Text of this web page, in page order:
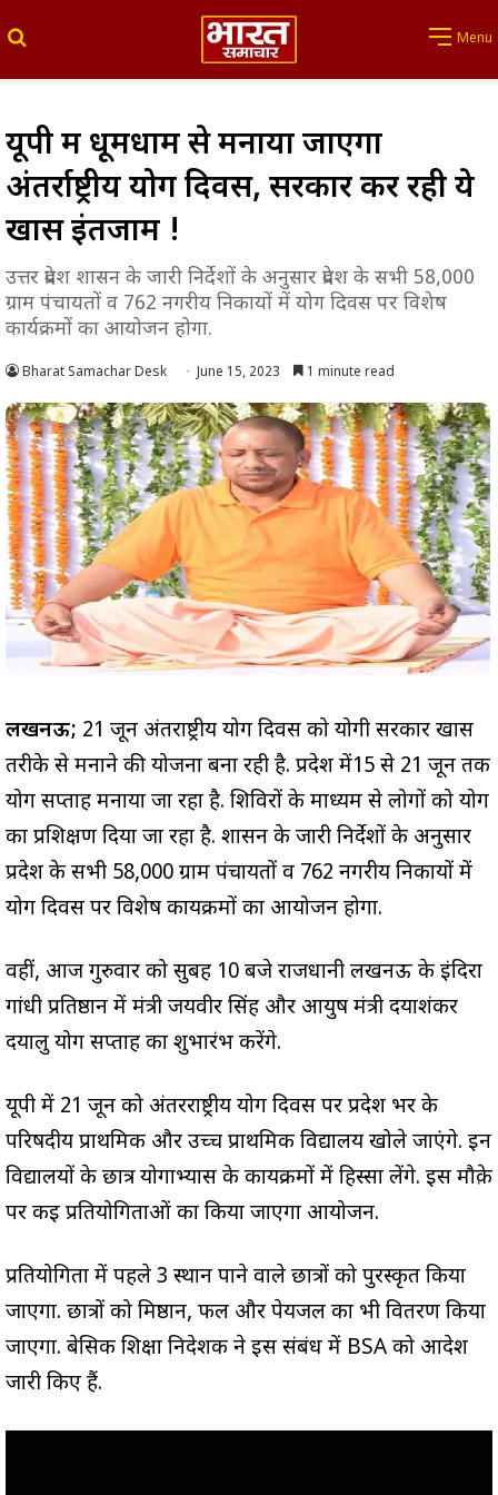
Menu
यूपी में धूमधाम से मनाया जाएगा
अंतर्राष्ट्रीय योग दिवस, सरकार कर रही ये
खास इंतजाम !
उत्तर प्रदेश शासन के जारी निर्देशों के अनुसार प्रदेश के सभी 58,000
ग्राम पंचायतों व 762 नगरीय निकायों में योग दिवस पर विशेष
कार्यक्रमों का आयोजन होगा.
Bharat Samachar Desk June 15, 2023 1 minute read
लखनऊ; 21 जून अंतर्राष्ट्रीय योग दिवस को योगी सरकार खास
तरीके से मनाने की योजना बना रही है. प्रदेश में15 से 21 जून तक
योग सप्ताह मनाया जा रहा है. शिविरों के माध्यम से लोगों को योग
का प्रशिक्षण दिया जा रहा है. शासन के जारी निर्देशों के अनुसार
प्रदेश के सभी 58,000 ग्राम पंचायतों व 762 नगरीय निकायों में
योग दिवस पर विशेष कार्यक्रमों का आयोजन होगा.
वहीं, आज गुरुवार को सुबह 10 बजे राजधानी लखनऊ के इंदिरा
गांधी प्रतिष्ठान में मंत्री जयवीर सिंह और आयुष मंत्री दयाशंकर
दयालु योग सप्ताह का शुभारंभ करेंगे.
यूपी में 21 जून को अंतरराष्ट्रीय योग दिवस पर प्रदेश भर के
परिषदीय प्राथमिक और उच्च प्राथमिक विद्यालय खोले जाएंगे. इन
विद्यालयों के छात्र योगाभ्यास के कार्यक्रमों में हिस्सा लेंगे. इस मौक़े
पर कई प्रतियोगिताओं का किया जाएगा आयोजन.
प्रतियोगिता में पहले 3 स्थान पाने वाले छात्रों को पुरस्कृत किया
जाएगा. छात्रों को मिष्ठान, फल और पेयजल का भी वितरण किया
जाएगा. बेसिक शिक्षा निदेशक ने इस संबंध में BSA को आदेश
जारी किए हैं.